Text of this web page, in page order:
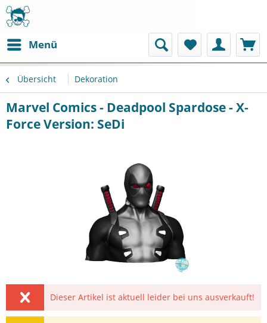
Menü
Übersicht Dekoration
Marvel Comics - Deadpool Spardose - X-
Force Version: SeDi
Dieser Artikel ist aktuell leider bei uns ausverkauft!